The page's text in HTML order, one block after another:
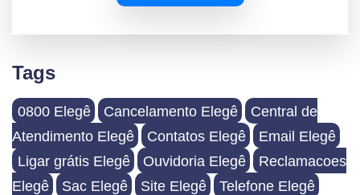
Tags
0800 Elegê Cancelamento Elegê
Central de
Atendimento Elegê
Contatos Elegê
Email Elegê
Ligar grátis Elegê
Ouvidoria Elegê
Reclamacoes
Elegê
Sac Elegê Site Elegê Telefone Elegê